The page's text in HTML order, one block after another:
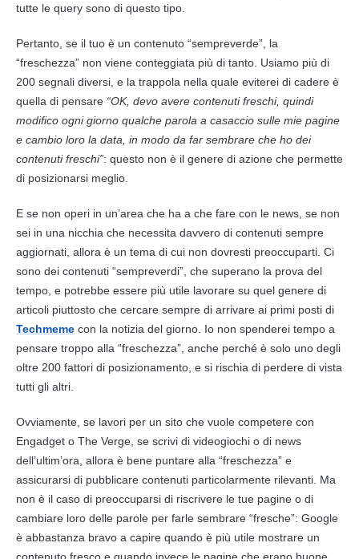
tutte le query sono di questo tipo.
Pertanto, se il tuo è un contenuto “sempreverde”, la
“freschezza” non viene conteggiata più di tanto. Usiamo più di
200 segnali diversi, e la trappola nella quale eviterei di cadere è
quella di pensare “OK, devo avere contenuti freschi, quindi
modifico ogni giorno qualche parola a casaccio sulle mie pagine
e cambio loro la data, in modo da far sembrare che ho dei
contenuti freschi”: questo non è il genere di azione che permette
di posizionarsi meglio.
E se non operi in un’area che ha a che fare con le news, se non
sei in una nicchia che necessita davvero di contenuti sempre
aggiornati, allora è un tema di cui non dovresti preoccuparti. Ci
sono dei contenuti “sempreverdi”, che superano la prova del
tempo, e potrebbe essere più utile lavorare su quel genere di
articoli piuttosto che cercare sempre di arrivare ai primi posti di
Techmeme con la notizia del giorno. Io non spenderei tempo a
pensare troppo alla “freschezza”, anche perché è solo uno degli
oltre 200 fattori di posizionamento, e si rischia di perdere di vista
tutti gli altri.
Ovviamente, se lavori per un sito che vuole competere con
Engadget o The Verge, se scrivi di videogiochi o di news
dell’ultim’ora, allora è bene puntare alla “freschezza” e
assicurarsi di pubblicare contenuti particolarmente rilevanti. Ma
non è il caso di preoccuparsi di riscrivere le tue pagine o di
cambiare loro delle parole per farle sembrare “fresche”: Google
è abbastanza bravo a capire quando è più utile mostrare un
contenuto fresco e quando invece le pagine che erano buone